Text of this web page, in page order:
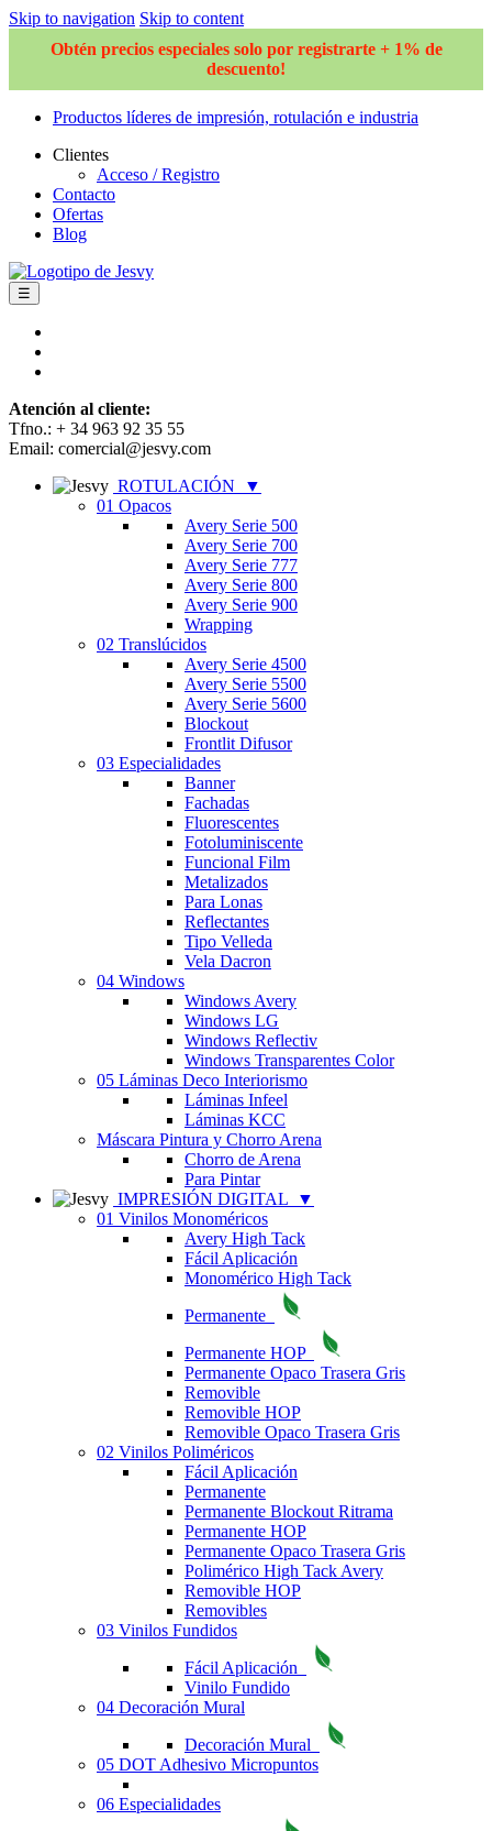
Skip to navigation Skip to content
Obtén precios especiales solo por registrarte + 1% de
descuento!
Productos líderes de impresión, rotulación e industria
Clientes
Acceso / Registro
Contacto
Ofertas
Blog
☰
Atención al cliente:
Tfno.: + 34 963 92 35 55
Email: comercial@jesvy.com
ROTULACIÓN
▼
01 Opacos
Avery Serie 500
Avery Serie 700
Avery Serie 777
Avery Serie 800
Avery Serie 900
Wrapping
02 Translúcidos
Avery Serie 4500
Avery Serie 5500
Avery Serie 5600
Blockout
Frontlit Difusor
03 Especialidades
Banner
Fachadas
Fluorescentes
Fotoluminiscente
Funcional Film
Metalizados
Para Lonas
Reflectantes
Tipo Velleda
Vela Dacron
04 Windows
Windows Avery
Windows LG
Windows Reflectiv
Windows Transparentes Color
05 Láminas Deco Interiorismo
Láminas Infeel
Láminas KCC
Máscara Pintura y Chorro Arena
Chorro de Arena
Para Pintar
IMPRESIÓN DIGITAL
▼
01 Vinilos Monoméricos
Avery High Tack
Fácil Aplicación
Monomérico High Tack
Permanente
Permanente HOP
Permanente Opaco Trasera Gris
Removible
Removible HOP
Removible Opaco Trasera Gris
02 Vinilos Poliméricos
Fácil Aplicación
Permanente
Permanente Blockout Ritrama
Permanente HOP
Permanente Opaco Trasera Gris
Polimérico High Tack Avery
Removible HOP
Removibles
03 Vinilos Fundidos
Fácil Aplicación
Vinilo Fundido
04 Decoración Mural
Decoración Mural
05 DOT Adhesivo Micropuntos
06 Especialidades